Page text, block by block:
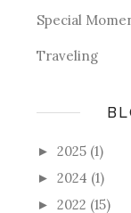
Special
Traveling
► 2025 (1)
► 2024 (1)
► 2022 (15)